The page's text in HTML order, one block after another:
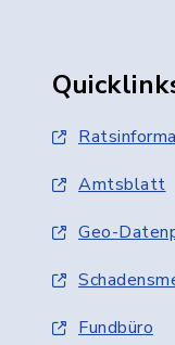
Amtsblatt
Geo-
Fundbüro